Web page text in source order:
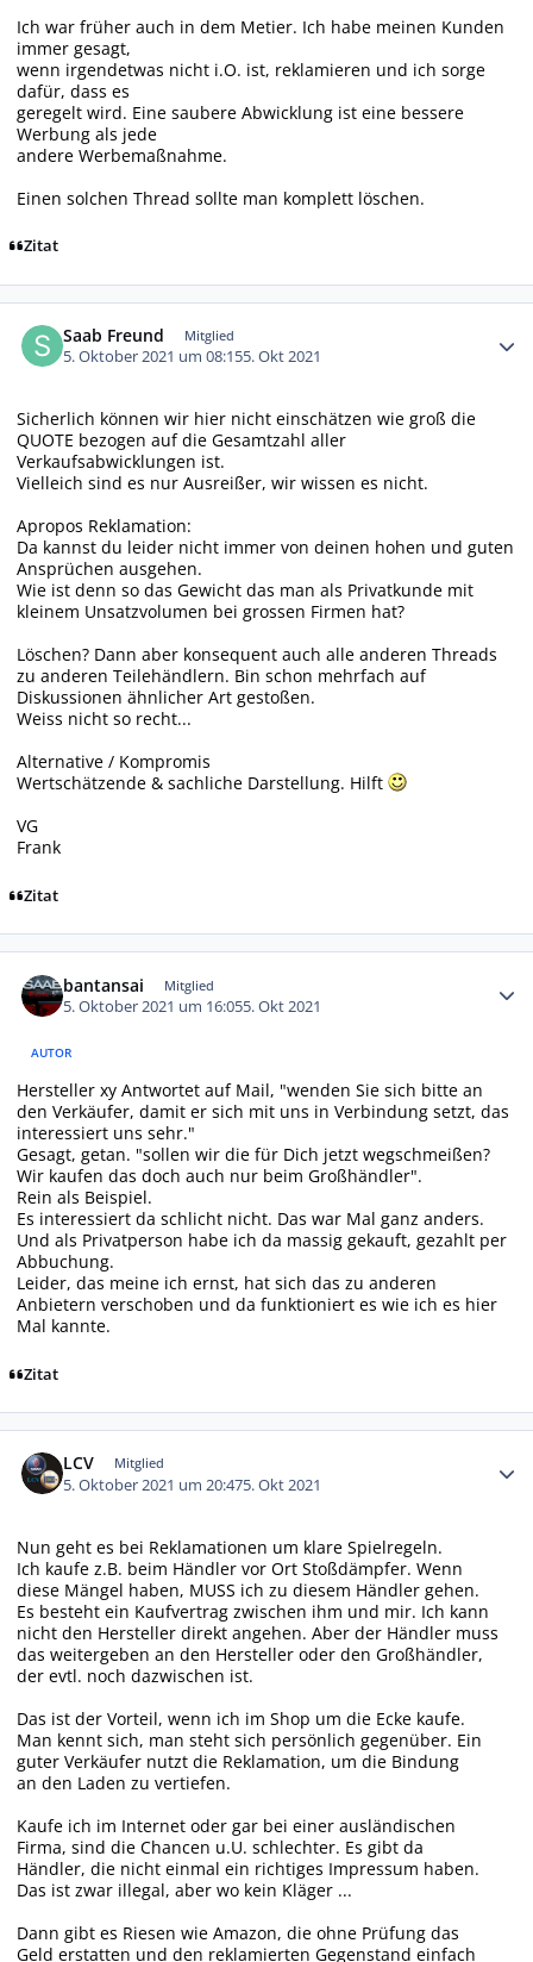
Ich war früher auch in dem Metier. Ich habe meinen Kunden
immer gesagt,
wenn irgendetwas nicht i.O. ist, reklamieren und ich sorge
dafür, dass es
geregelt wird. Eine saubere Abwicklung ist eine bessere
Werbung als jede
andere Werbemaßnahme.
Einen solchen Thread sollte man komplett löschen.
Zitat
Saab Freund Mitglied
5. Oktober 2021 um 08:155. Okt 2021
Sicherlich können wir hier nicht einschätzen wie groß die
QUOTE bezogen auf die Gesamtzahl aller
Verkaufsabwicklungen ist.
Vielleich sind es nur Ausreißer, wir wissen es nicht.
Apropos Reklamation:
Da kannst du leider nicht immer von deinen hohen und guten
Ansprüchen ausgehen.
Wie ist denn so das Gewicht das man als Privatkunde mit
kleinem Unsatzvolumen bei grossen Firmen hat?
Löschen? Dann aber konsequent auch alle anderen Threads
zu anderen Teilehändlern. Bin schon mehrfach auf
Diskussionen ähnlicher Art gestoßen.
Weiss nicht so recht...
Alternative / Kompromis
Wertschätzende & sachliche Darstellung. Hilft
VG
Frank
Zitat
bantansai Mitglied
5. Oktober 2021 um 16:055. Okt 2021
AUTOR
Hersteller xy Antwortet auf Mail, "wenden Sie sich bitte an
den Verkäufer, damit er sich mit uns in Verbindung setzt, das
interessiert uns sehr."
Gesagt, getan. "sollen wir die für Dich jetzt wegschmeißen?
Wir kaufen das doch auch nur beim Großhändler".
Rein als Beispiel.
Es interessiert da schlicht nicht. Das war Mal ganz anders.
Und als Privatperson habe ich da massig gekauft, gezahlt per
Abbuchung.
Leider, das meine ich ernst, hat sich das zu anderen
Anbietern verschoben und da funktioniert es wie ich es hier
Mal kannte.
Zitat
LCV Mitglied
5. Oktober 2021 um 20:475. Okt 2021
Nun geht es bei Reklamationen um klare Spielregeln.
Ich kaufe z.B. beim Händler vor Ort Stoßdämpfer. Wenn
diese Mängel haben, MUSS ich zu diesem Händler gehen.
Es besteht ein Kaufvertrag zwischen ihm und mir. Ich kann
nicht den Hersteller direkt angehen. Aber der Händler muss
das weitergeben an den Hersteller oder den Großhändler,
der evtl. noch dazwischen ist.
Das ist der Vorteil, wenn ich im Shop um die Ecke kaufe.
Man kennt sich, man steht sich persönlich gegenüber. Ein
guter Verkäufer nutzt die Reklamation, um die Bindung
an den Laden zu vertiefen.
Kaufe ich im Internet oder gar bei einer ausländischen
Firma, sind die Chancen u.U. schlechter. Es gibt da
Händler, die nicht einmal ein richtiges Impressum haben.
Das ist zwar illegal, aber wo kein Kläger ...
Dann gibt es Riesen wie Amazon, die ohne Prüfung das
Geld erstatten und den reklamierten Gegenstand einfach